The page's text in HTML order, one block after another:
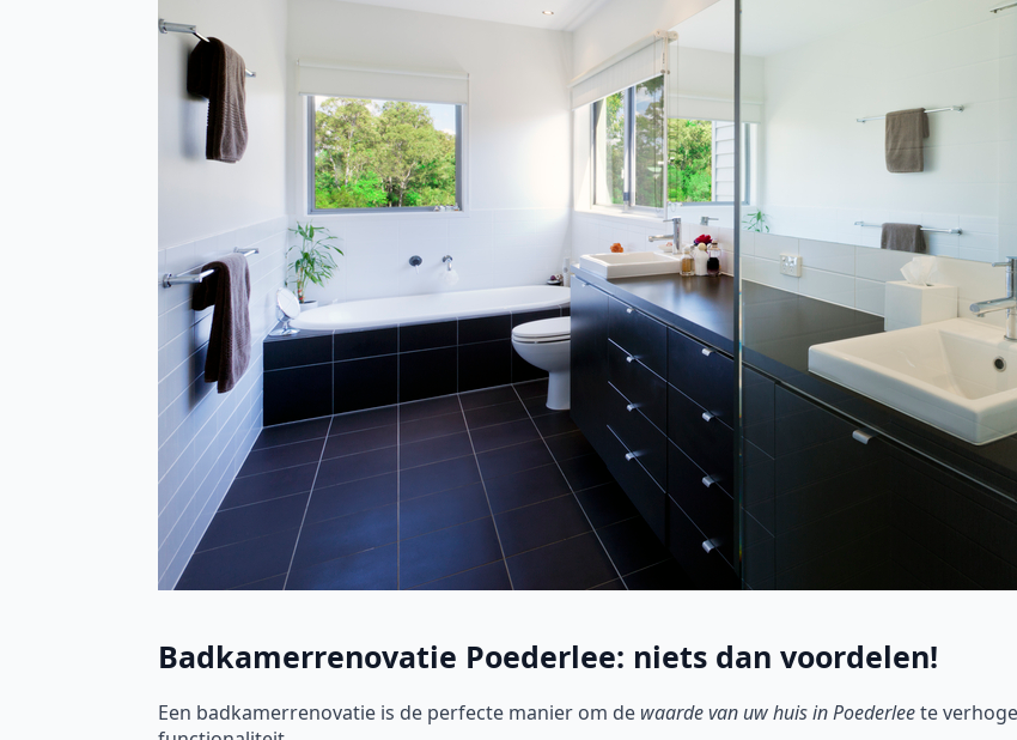
Badkamerrenovatie Poederlee: niets dan voordelen!
Een badkamerrenovatie is de perfecte manier om de waarde van uw huis in Poederleete